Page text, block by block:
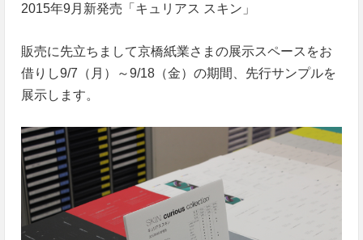
2015年9月新発売「キュリアス スキン」
販売に先立ちまして京橋紙業さまの展示スペースをお
借りし9/7（月）～9/18（金）の期間、先行サンプルを
展示します。